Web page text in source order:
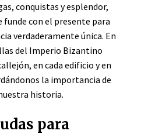
conquistas y esplendor,
funde con el presente para
verdaderamente única. En
del Imperio Bizantino
en cada edificio y en
la importancia de
historia.
para